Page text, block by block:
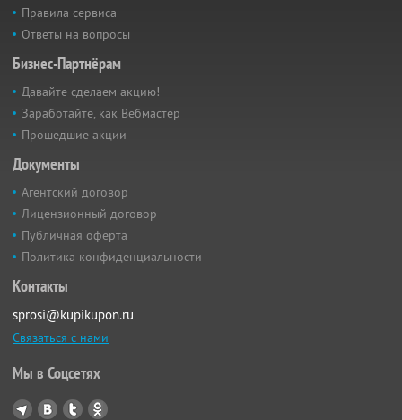
Правила сервиса
Ответы на вопросы
Бизнес-Партнёрам
Давайте сделаем акцию!
Заработайте, как Вебмастер
Прошедшие акции
Документы
Агентский договор
Лицензионный договор
Публичная оферта
Политика конфиденциальности
Контакты
sprosi@kupikupon.ru
Связаться с нами
Мы в Соцсетях